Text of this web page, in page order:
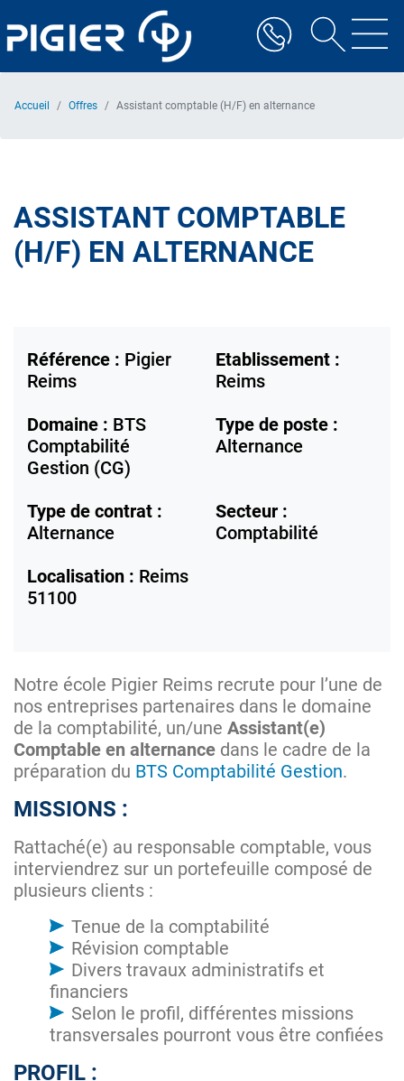
au
contenu
Accueil Offres Assistant comptable (H/F) en alternance
ASSISTANT COMPTABLE
(H/F) EN ALTERNANCE
Référence : Pigier
Reims
Etablissement :
Reims
Domaine : BTS
Comptabilité
Gestion (CG)
Type de poste :
Alternance
Type de contrat :
Alternance
Secteur :
Comptabilité
Localisation : Reims
51100
Notre école Pigier Reims recrute pour l’une de
nos entreprises partenaires dans le domaine
de la comptabilité, un/une Assistant(e)
Comptable en alternance dans le cadre de la
préparation du BTS Comptabilité Gestion.
MISSIONS :
Rattaché(e) au responsable comptable, vous
interviendrez sur un portefeuille composé de
plusieurs clients :
Tenue de la comptabilité
Révision comptable
Divers travaux administratifs et
financiers
Selon le profil, différentes missions
transversales pourront vous être confiées
PROFIL :